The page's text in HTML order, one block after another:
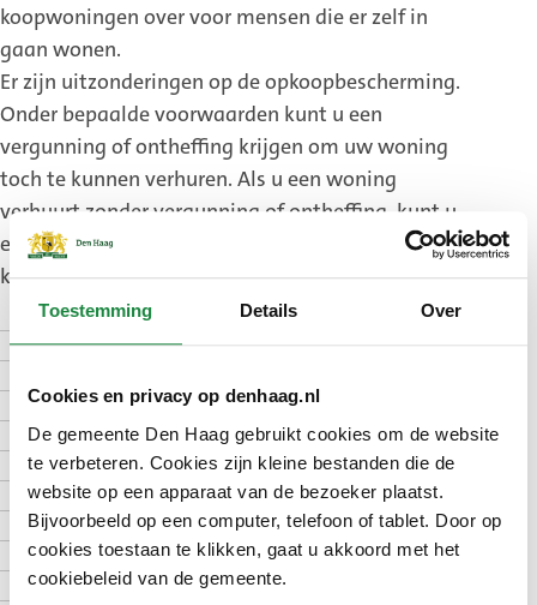
Toestemming Details Over
Cookies en privacy op denhaag.nl
De gemeente Den Haag gebruikt cookies om de website
te verbeteren. Cookies zijn kleine bestanden die de
website op een apparaat van de bezoeker plaatst.
Bijvoorbeeld op een computer, telefoon of tablet. Door op
cookies toestaan te klikken, gaat u akkoord met het
cookiebeleid van de gemeente.
koopwoningen over voor mensen die er zelf in
gaan wonen.
Er zijn uitzonderingen op de opkoopbescherming.
Onder bepaalde voorwaarden kunt u een
vergunning of ontheffing krijgen om uw woning
toch te kunnen verhuren. Als u een woning
verhuurt zonder vergunning of ontheffing, kunt u
een boete krijgen van € 10.000 of meer. Boetes
kunnen oplopen tot € 40.000 per overtreding.
Hoe werkt het
Aanvragen vergunning
Voorwaarden ontheffing
Aanvragen ontheffing
Kosten
Hoelang duurt het
Goed om te weten
Meer informatie